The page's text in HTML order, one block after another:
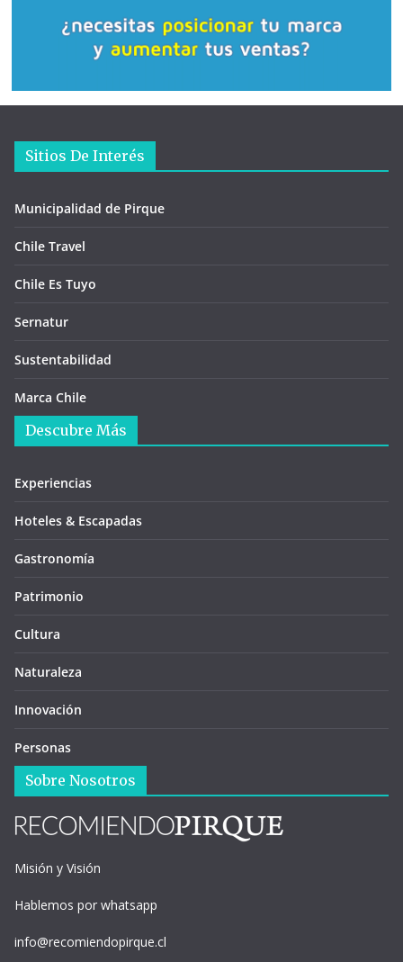
Sitios De Interés
Municipalidad de Pirque
Chile Travel
Chile Es Tuyo
Sernatur
Sustentabilidad
Marca Chile
Descubre Más
Experiencias
Hoteles & Escapadas
Gastronomía
Patrimonio
Cultura
Naturaleza
Innovación
Personas
Sobre Nosotros
Misión y Visión
Hablemos por whatsapp
info@recomiendopirque.cl